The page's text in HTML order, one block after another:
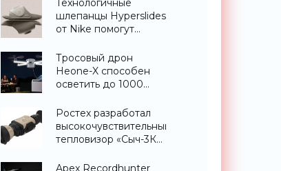
Технологичные
шлепанцы Hyperslides
от Nike помогут
ноги после
тренировки -
«Гаджеты»
Тросовый дрон
Heone-X способен
осветить до 1000
земли -
«Беспилотники»
Ростех разработал
высокочувствительный
тепловизор «Сыч-3К»
распознавания до 2
Apex Recordhunter